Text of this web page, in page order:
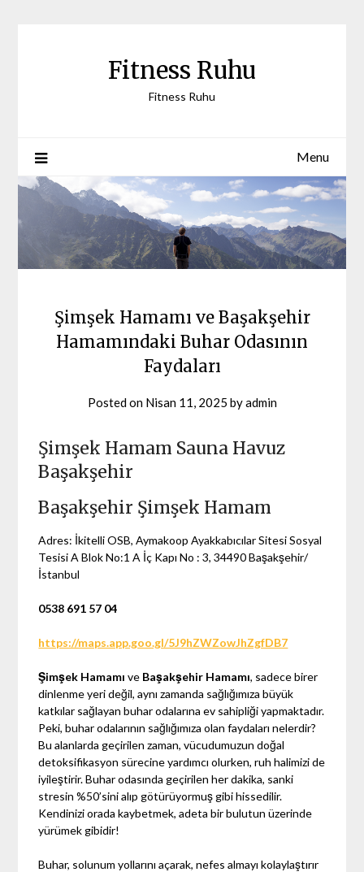
Fitness Ruhu
Fitness Ruhu
Menu
Şimşek Hamamı ve Başakşehir
Hamamındaki Buhar Odasının
Faydaları
Posted on Nisan 11, 2025 byadmin
Şimşek Hamam Sauna Havuz
Başakşehir
Başakşehir Şimşek Hamam
Adres: İkitelli OSB, Aymakoop Ayakkabıcılar Sitesi Sosyal
Tesisi A Blok No:1 A İç Kapı No : 3, 34490 Başakşehir/
İstanbul
0538 691 57 04
https://maps.app.goo.gl/5J9hZWZowJhZgfDB7
Şimşek Hamamı ve Başakşehir Hamamı, sadece birer
dinlenme yeri değil, aynı zamanda sağlığımıza büyük
katkılar sağlayan buhar odalarına ev sahipliği yapmaktadır.
Peki, buhar odalarının sağlığımıza olan faydaları nelerdir?
Bu alanlarda geçirilen zaman, vücudumuzun doğal
detoksifikasyon sürecine yardımcı olurken, ruh halimizi de
iyileştirir. Buhar odasında geçirilen her dakika, sanki
stresin %50’sini alıp götürüyormuş gibi hissedilir.
Kendinizi orada kaybetmek, adeta bir bulutun üzerinde
yürümek gibidir!
Buhar, solunum yollarını açarak, nefes almayı kolaylaştırır